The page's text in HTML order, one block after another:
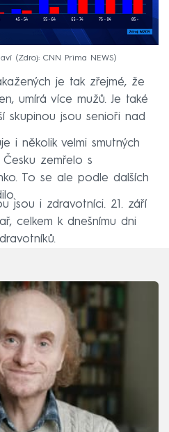
Zdroj: CNN Prima NEWS
je tak zřejmé, že
umírá více mužů. Je také
skupinou jsou senioři nad
i několik velmi smutných
zemřelo s
To se ale podle dalších
jsou i zdravotníci. 21. září
celkem k dnešnímu dni